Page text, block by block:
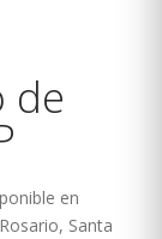
de
en
Santa